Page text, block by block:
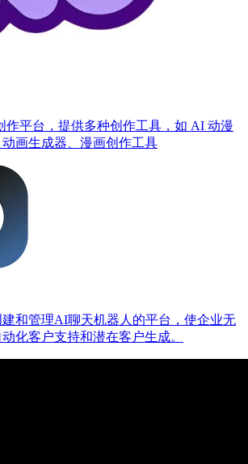
作平台，提供多种创作工具，如 AI 动漫
画生成器、漫画创作工具
和管理AI聊天机器人的平台，使企业无
化客户支持和潜在客户生成。